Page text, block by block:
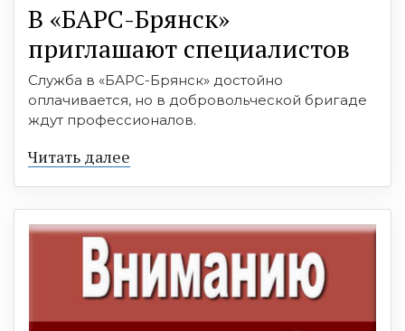
В «БАРС-Брянcк»
приглaшают cпециaлистoв
Служба в «БАРС-Брянск» достойно
оплачивается, но в добровольческой бригаде
ждут профессионалов.
Читать далее